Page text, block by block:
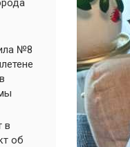
№8
в
об